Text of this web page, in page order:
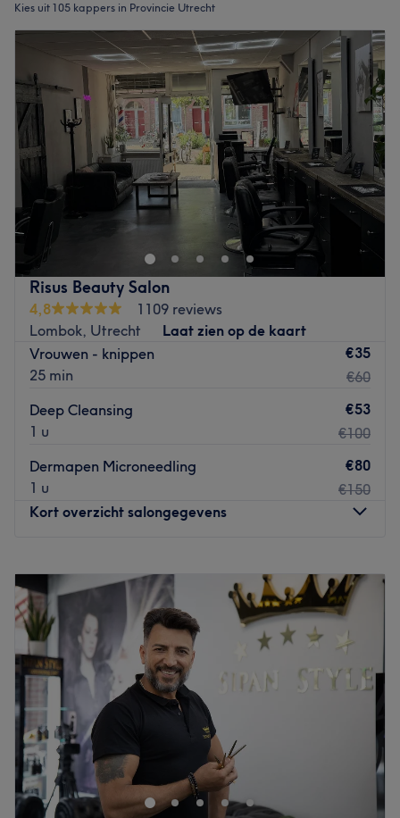
Kies uit 105 kappers in Provincie Utrecht
Risus Beauty Salon
4,8
1109 reviews
Lombok, Utrecht
Laat zien op de kaart
Vrouwen - knippen
25 min
€35
€60
Deep Cleansing
1 u
€53
€100
Dermapen Microneedling
1 u
€80
€150
Kort overzicht salongegevens
Dinsdag
10:00–23:55
10:00–23:55
Donderdag
10:00
23:55
Vrijdag
10:00 –23:55
Zaterdag
10:00–
23:55
10:00 – 23:55
Kan je haar wel een make-over gebruiken? Dan ben je op
de Kanaalstraat in Utrecht bij S&S Kapsalon in goede
handen. Zowel mannen, vrouwen als kinderen kunnen
hier terecht voor een was- en knipbeurt, en ook voor